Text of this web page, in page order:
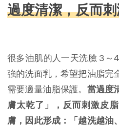
過度清潔，反而
很多油肌的人一天洗臉 3～
強的洗面乳，希望把油脂完
需要適量油脂保護。 當過度
膚太乾了」，反而刺激皮
膚，因此形成：「越洗越油